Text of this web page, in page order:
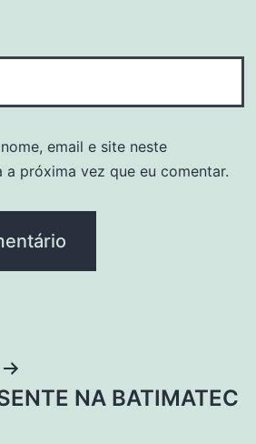
email e site neste
a próxima vez que eu comentar.
NA BATIMATEC